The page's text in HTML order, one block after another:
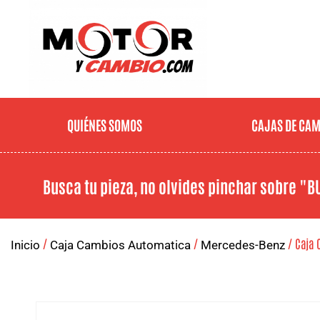
QUIÉNES SOMOS CAJAS DE
Busca tu pieza, no olvides pinchar sobre
Inicio / Caja Cambios Automatica / Mercedes-Benz/ Caja